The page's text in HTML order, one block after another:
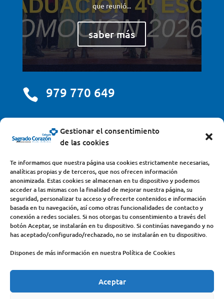
Gestionar el consentimiento
de las cookies
Te informamos que nuestra página usa cookies estrictamente necesarias,
analíticas propias y de terceros, que nos ofrecen información
anonimizada. Estas cookies se almacenan en tu dispositivo y podemos
acceder a las mismas con la finalidad de mejorar nuestra página, su
seguridad, personalizar tu acceso y ofrecerte contenidos e información
basada en tu navegación, así como otras funcionalidades de contacto y
conexión a redes sociales. Si nos otorgas tu consentimiento a través del
botón Aceptar, se instalarán en tu dispositivo. Si continúas navegando y no
has aceptado/configurado/rechazado, no se instalarán en tu dispositivo.
Dispones de más información en nuestra Política de Cookies
Aceptar
que reunió...
saber más
 979 770 649
centro@scjdehon.com
Colegio y Seminario Sagrado Corazón
Avda. Castilla y León, s/n – 34200 – Venta de Baños
(Palencia) – Teléfono 979770649
COLEGIO DEHONIANOS
CANAL ÉTICO